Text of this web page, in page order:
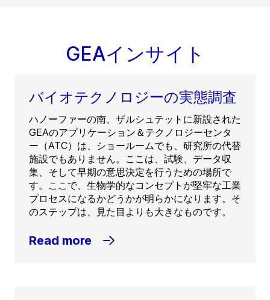
GEAインサイト
バイオテクノロジーの実態調査
ハノーファーの南、ザルシュテットに新設された
GEAのアプリケーション＆テクノロジーセンタ
ー（ATC）は、ショールームでも、研究所の代替
施設でもありません。ここは、試験、データ収
集、そして早期の意思決定を行うための場所で
す。ここで、生物学的なコンセプトが堅牢な工業
プロセスになるかどうかが明らかになります。そ
のステップは、見た目よりも大きなものです。
Read more